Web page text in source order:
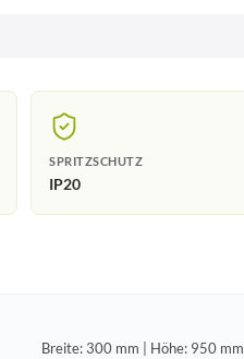
SPRITZSCHUTZ
IP20
Breite: 300 mm | Höhe: 950 mm |